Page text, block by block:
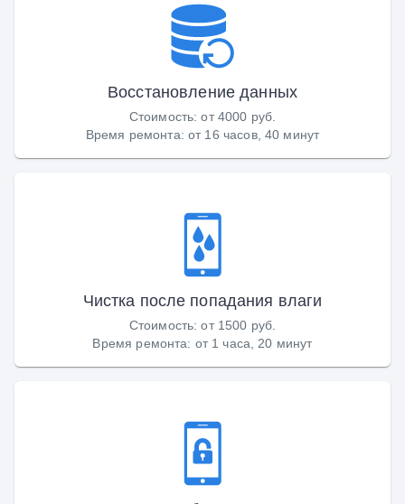
Восстановление данных
Стоимость:от 4000 руб.
Время ремонта:от 16 часов, 40 минут
Чистка после попадания влаги
Стоимость:от 1500 руб.
Время ремонта: от 1 часа, 20 минут